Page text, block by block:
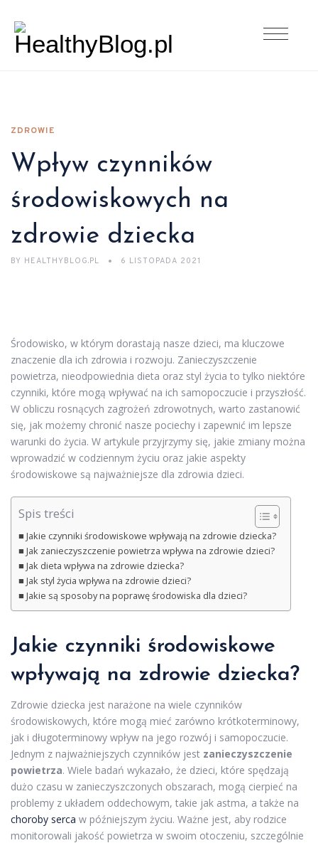
ZDROWIE
Wpływ czynników
środowiskowych na
zdrowie dziecka
BY HEALTHYBLOG.PL 6 LISTOPADA 2021
Środowisko, w którym dorastają nasze dzieci, ma kluczowe
znaczenie dla ich zdrowia i rozwoju. Zanieczyszczenie
powietrza, nieodpowiednia dieta oraz styl życia to tylko niektóre
czynniki, które mogą wpływać na ich samopoczucie i przyszłość.
W obliczu rosnących zagrożeń zdrowotnych, warto zastanowić
się, jak możemy chronić nasze pociechy i zapewnić im lepsze
warunki do życia. W artykule przyjrzymy się, jakie zmiany można
wprowadzić w codziennym życiu oraz jakie aspekty
środowiskowe są najważniejsze dla zdrowia dzieci.
Spis treści
Jakie czynniki środowiskowe wpływają na zdrowie dziecka?
Jak zanieczyszczenie powietrza wpływa na zdrowie dzieci?
Jak dieta wpływa na zdrowie dziecka?
Jak styl życia wpływa na zdrowie dzieci?
Jakie są sposoby na poprawę środowiska dla dzieci?
Jakie czynniki środowiskowe
wpływają na zdrowie dziecka?
Zdrowie dziecka jest narażone na wiele czynników
środowiskowych, które mogą mieć zarówno krótkoterminowy,
jak i długoterminowy wpływ na jego rozwój i samopoczucie.
Jednym z najważniejszych czynników jest zanieczyszczenie
powietrza. Wiele badań wykazało, że dzieci, które spędzają
dużo czasu w zanieczyszczonych obszarach, mogą cierpieć na
problemy z układem oddechowym, takie jak astma, a także na
choroby serca w późniejszym życiu. Ważne jest, aby rodzice
monitorowali jakość powietrza w swoim otoczeniu, szczególnie